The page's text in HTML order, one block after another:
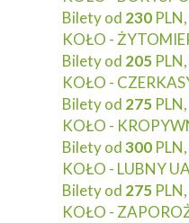
Bilety od 230 PLN,
KOŁO -
Bilety od 205 PLN,
KOŁO -
Bilety od 275 PLN,
KOŁO -
Bilety od300 PLN,
KOŁO - LUBNY UA
Bilety od 275 PLN,
KOŁO -